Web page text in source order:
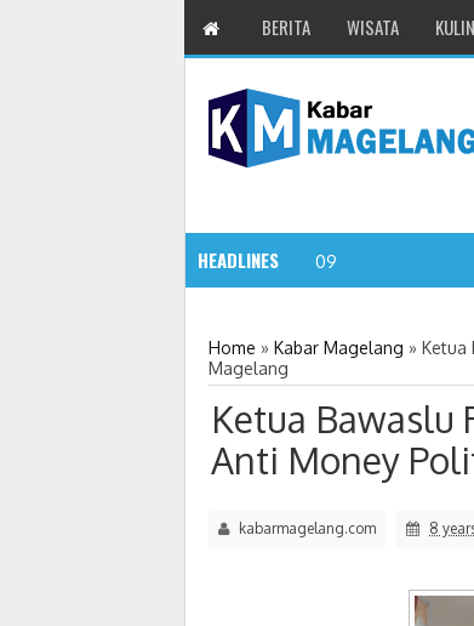
BERITA WISATA
HEADLINES 09:08 AM
Home » Kabar Magelang » Ketua
Magelang
Ketua Bawaslu
Anti Money
kabarmagelang.com 8